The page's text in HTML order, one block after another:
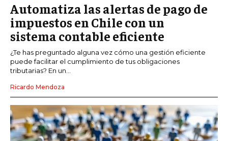
Automatiza las alertas de pago de
impuestos en Chile con un
sistema contable eficiente
¿Te has preguntado alguna vez cómo una gestión eficiente
puede facilitar el cumplimiento de tus obligaciones
tributarias? En un...
Ricardo Mendoza